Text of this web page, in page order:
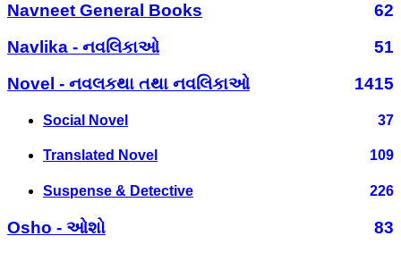
Navneet General Books
62
Navlika - નવલિકાઓ
51
Novel - નવલકથા તથા નવલિકાઓ
1415
Social Novel 37
Translated Novel 109
Suspense & Detective 226
Osho - ઓશો
83